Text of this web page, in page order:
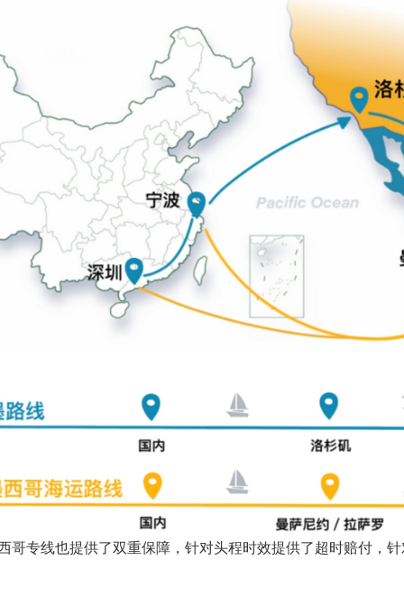
哥专线也提供了双重保障，针对头程时效提供了超时赔付，